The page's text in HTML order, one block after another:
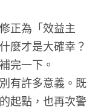
正為「效益主
麼才是大確幸？
完一下。
有許多意義。既
起點，也再次警